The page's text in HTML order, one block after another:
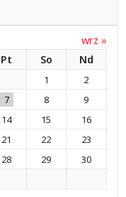
wrz »
Pt So Nd
1
2
7 8
9
14 15
16
21 22
23
28 29
30